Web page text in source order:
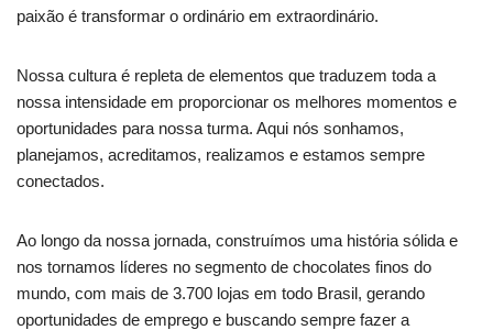
paixão é transformar o ordinário em extraordinário.
Nossa cultura é repleta de elementos que traduzem toda a
nossa intensidade em proporcionar os melhores momentos e
oportunidades para nossa turma. Aqui nós sonhamos,
planejamos, acreditamos, realizamos e estamos sempre
conectados.
Ao longo da nossa jornada, construímos uma história sólida e
nos tornamos líderes no segmento de chocolates finos do
mundo, com mais de 3.700 lojas em todo Brasil, gerando
oportunidades de emprego e buscando sempre fazer a